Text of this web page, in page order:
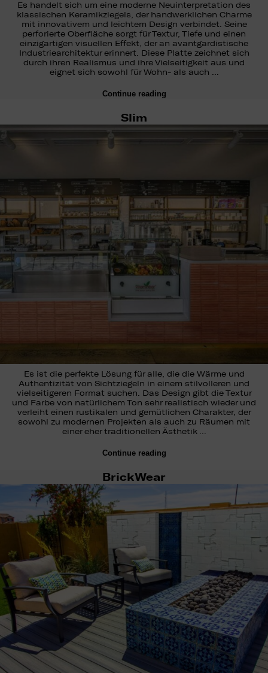
Es handelt sich um eine moderne Neuinterpretation des
klassischen Keramikziegels, der handwerklichen Charme
mit innovativem und leichtem Design verbindet. Seine
perforierte Oberfläche sorgt für Textur, Tiefe und einen
einzigartigen visuellen Effekt, der an avantgardistische
Industriearchitektur erinnert. Diese Platte zeichnet sich
durch ihren Realismus und ihre Vielseitigkeit aus und
eignet sich sowohl für Wohn- als auch …
Continue reading
Slim
Es ist die perfekte Lösung für alle, die die Wärme und
Authentizität von Sichtziegeln in einem stilvolleren und
vielseitigeren Format suchen. Das Design gibt die Textur
und Farbe von natürlichem Ton sehr realistisch wieder und
verleiht einen rustikalen und gemütlichen Charakter, der
sowohl zu modernen Projekten als auch zu Räumen mit
einer eher traditionellen Ästhetik …
Continue reading
BrickWear